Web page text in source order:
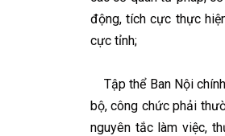
động, tích cực thực
cực tỉnh;
Tập thể Ban Nội
bộ, công chức phải
nguyên tắc làm việc,